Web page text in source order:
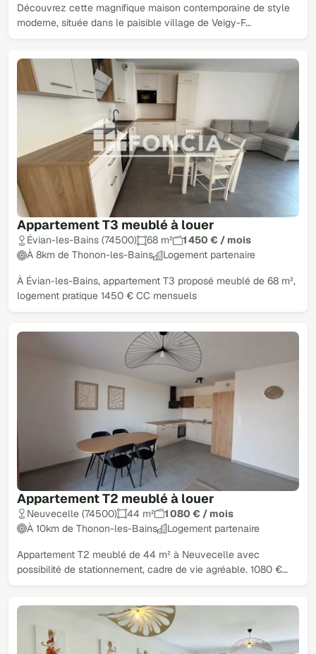
Découvrez cette magnifique maison contemporaine de style
moderne, située dans le paisible village de Veigy-F…
Appartement T3 meublé à louer
Évian-les-Bains (74500) 68 m²
1 450 € / mois
À 8km de Thonon-les-Bains
Logement partenaire
À Évian-les-Bains, appartement T3 proposé meublé de 68 m²,
logement pratique 1450 € CC mensuels
Appartement T2 meublé à louer
Neuvecelle (74500) 44 m²
1 080 € / mois
À 10km de Thonon-les-Bains
Logement partenaire
Appartement T2 meublé de 44 m² à Neuvecelle avec
possibilité de stationnement, cadre de vie agréable. 1080 €…